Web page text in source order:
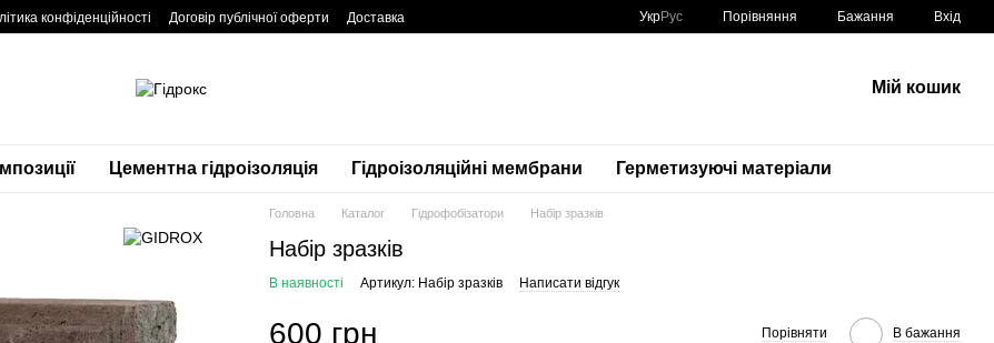
конфіденційності Договір публічної оферти Доставка УкрРус Порівняння Бажання Вхід
Мій кошик
Цементна гідроізоляція Гідроізоляційні мембрани Герметизуючі матеріали
Головна Каталог Гідрофобізатори Набір зразків
Набір зразків
В наявності Артикул: Набір зразків Написати відгук
600 грн Порівняти В бажання